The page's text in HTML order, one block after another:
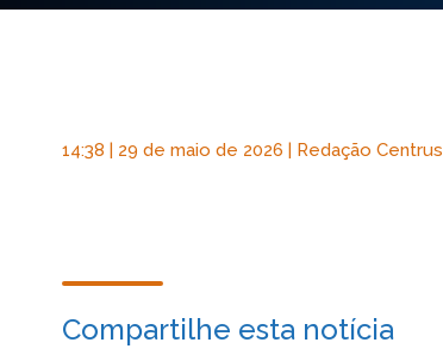
14:38 | 29 de maio de 2026 | Redação Centrus
Compartilhe esta notícia